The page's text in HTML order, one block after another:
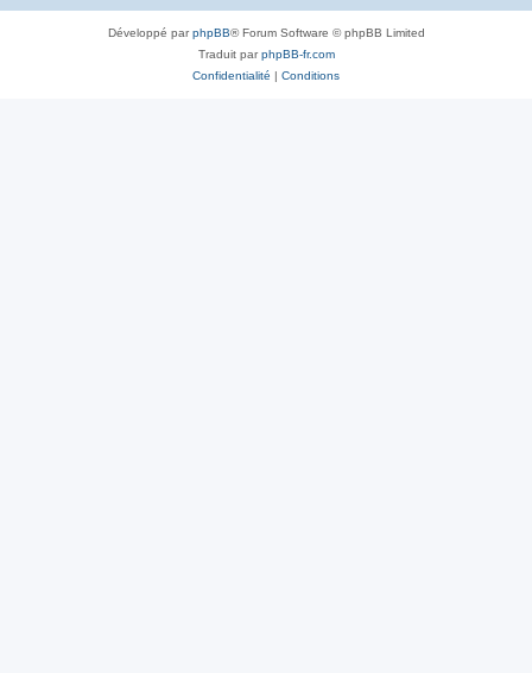
Développé parphpBB® Forum Software © phpBB Limited
Traduit parphpBB-fr.com
Confidentialité | Conditions